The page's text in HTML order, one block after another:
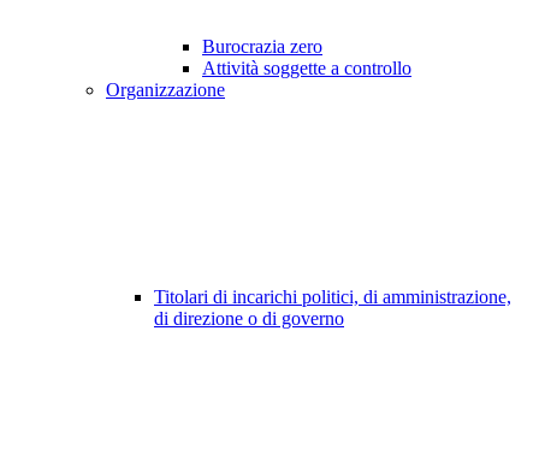
Burocrazia zero
Attività soggette a controllo
Organizzazione
Titolari di incarichi politici, di amministrazione,
di direzione o di governo